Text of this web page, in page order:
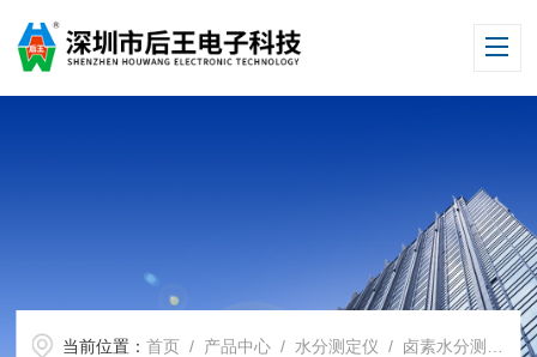
当前位置：首页 / 产品中心 / 水分测定仪 / 卤素水分测定仪 /